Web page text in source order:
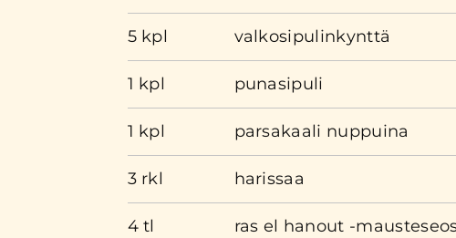
5 kpl valkosipulinkynttä
1 kpl punasipuli
1 kpl parsakaali nuppuina
3 rkl harissaa
4 tl ras el hanout -